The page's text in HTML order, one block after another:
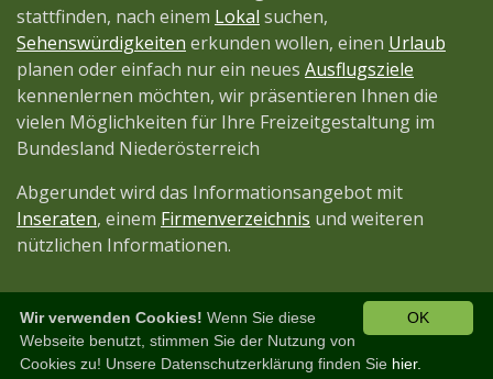
stattfinden, nach einem Lokal suchen,
Sehenswürdigkeiten erkunden wollen, einen Urlaub
planen oder einfach nur ein neues Ausflugsziele
kennenlernen möchten, wir präsentieren Ihnen die
vielen Möglichkeiten für Ihre Freizeitgestaltung im
Bundesland Niederösterreich
Abgerundet wird das Informationsangebot mit
Inseraten, einem Firmenverzeichnis und weiteren
nützlichen Informationen.
Diese Seite ist ein Projekt derJetztMedien.com OK
Wir verwenden Cookies! Wenn Sie diese
Webseite benutzt, stimmen Sie der Nutzung von
Cookies zu! Unsere Datenschutzerklärung finden Sie hier.